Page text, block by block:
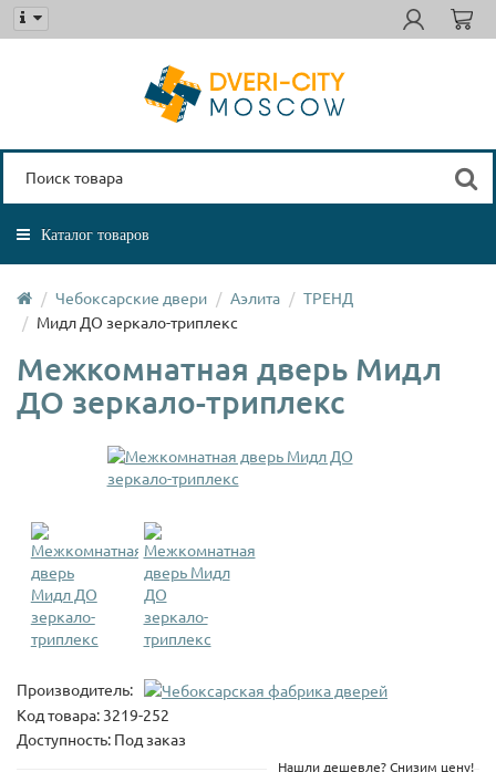
Каталог товаров
Чебоксарские двери Аэлита
ТРЕНД
Мидл ДО зеркало-триплекс
Межкомнатная дверь Мидл
ДО зеркало-триплекс
Производитель:
Код товара: 3219-252
Доступность: Под заказ
Нашли дешевле? Снизим цену!